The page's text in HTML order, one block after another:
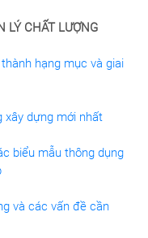
LÝ CHẤT LƯỢNG
hạng mục và giai
xây dựng mới nhất
biểu mẫu thông dụng
và các vấn đề cần